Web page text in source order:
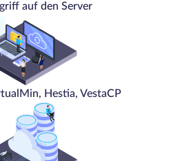
auf den Server
Hestia, VestaCP